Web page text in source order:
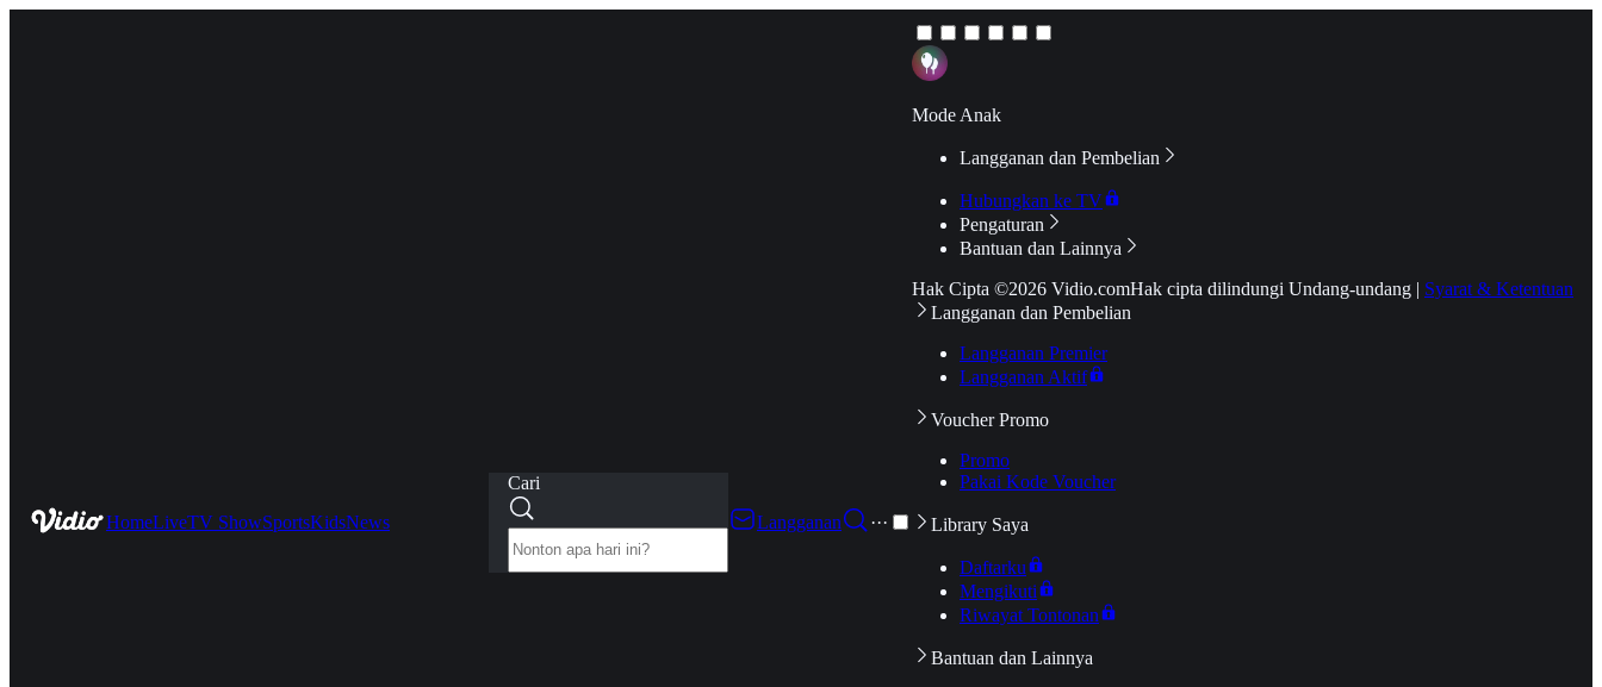
HomeLiveTV ShowSportsKidsNews
Cari
Langganan
···
Mode Anak
Langganan dan Pembelian
Hubungkan ke TV
Pengaturan
Bantuan dan Lainnya
Hak Cipta ©2026 Vidio.comHak cipta dilindungi Undang-undang | Syarat & Ketentuan
Langganan dan Pembelian
Langganan Premier
Langganan Aktif
Voucher Promo
Promo
Pakai Kode Voucher
Library Saya
Daftarku
Mengikuti
Riwayat Tontonan
Bantuan dan Lainnya